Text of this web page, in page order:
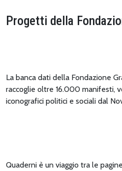
Progetti della
La banca dati della Fondazione
raccoglie oltre 16.000 manifesti,
iconografici politici e sociali dal
Quaderni è un viaggio tra le